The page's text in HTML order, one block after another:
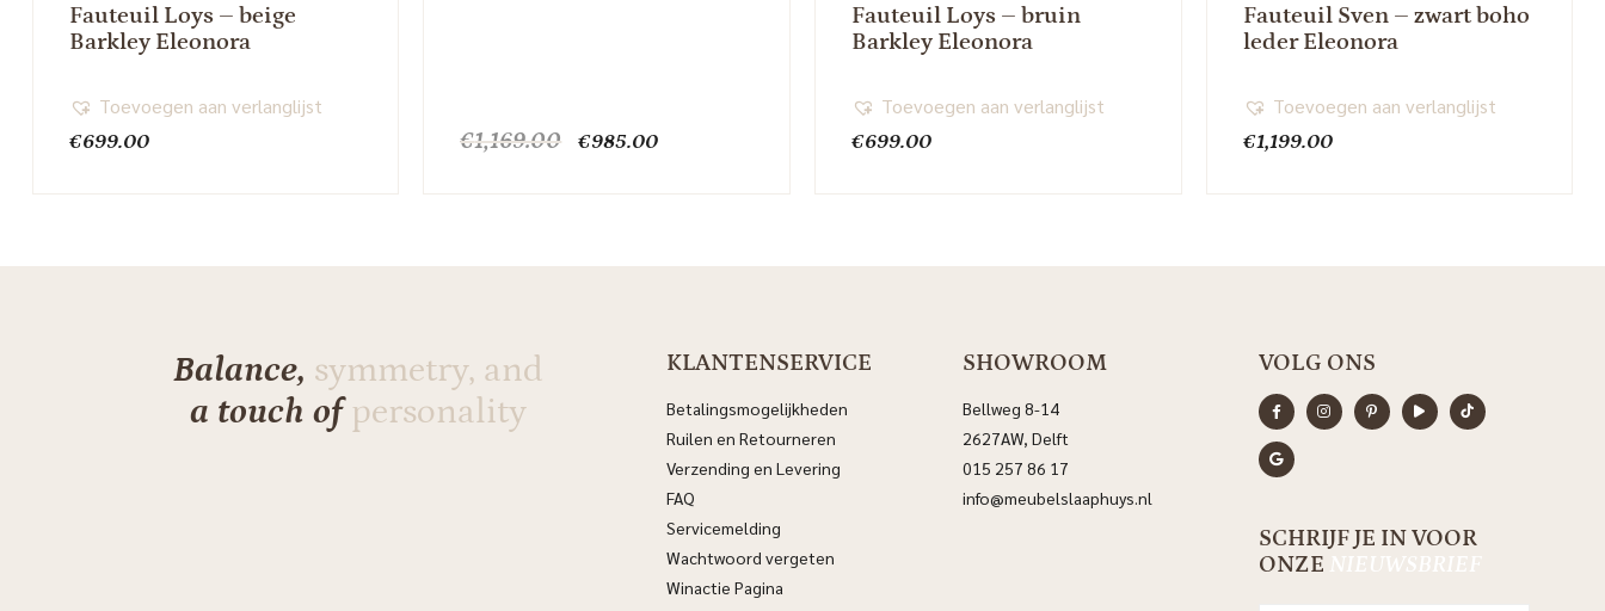
Fauteuil Loys – beige
Barkley Eleonora
€699.00
Toevoegen aan verlanglijst
€1,169.00
Oorspronkelijke
€985.00Huidige
Fauteuil Loys – bruin
Barkley Eleonora
€699.00
Toevoegen aan verlanglijst
Fauteuil Sven – zwart boho
leder Eleonora
€1,199.00
Toevoegen aan verlanglijst
Balance, symmetry, and
a touch ofpersonality
KLANTENSERVICE
Betalingsmogelijkheden
Ruilen en Retourneren
Verzending en Levering
FAQ
Servicemelding
Wachtwoord vergeten
Winactie Pagina
SHOWROOM
Bellweg 8-14
2627AW, Delft
015 257 86 17
info@meubelslaaphuys.nl
VOLG ONS
SCHRIJF JE IN VOOR
ONZE NIEUWSBRIEF